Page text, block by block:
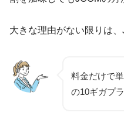
大きな理由がない限りは
料金だけで
の10ギガプ